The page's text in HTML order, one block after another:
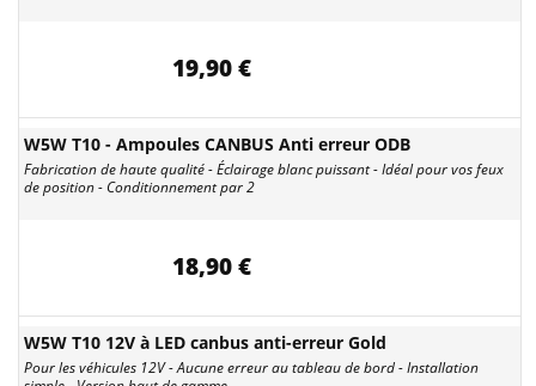
19,90 €
W5W T10 - Ampoules CANBUS Anti erreur ODB
Fabrication de haute qualité - Éclairage blanc puissant - Idéal pour vos feux
de position - Conditionnement par 2
18,90 €
W5W T10 12V à LED canbus anti-erreur Gold
Pour les véhicules 12V - Aucune erreur au tableau de bord - Installation